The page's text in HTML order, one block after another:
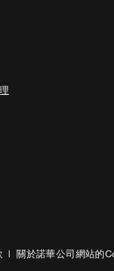
關於諾華公司網站的